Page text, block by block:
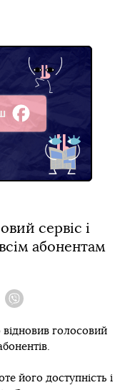
сервіс і
абонентам
голосовий
його доступність і